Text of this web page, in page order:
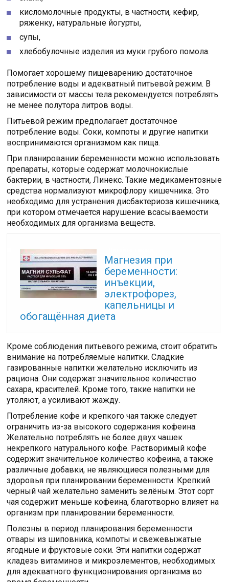
кисломолочные продукты, в частности, кефир,
ряженку, натуральные йогурты,
супы,
хлебобулочные изделия из муки грубого помола.
Помогает хорошему пищеварению достаточное
потребление воды и адекватный питьевой режим. В
зависимости от массы тела рекомендуется потреблять
не менее полутора литров воды.
Питьевой режим предполагает достаточное
потребление воды. Соки, компоты и другие напитки
воспринимаются организмом как пища.
При планировании беременности можно использовать
препараты, которые содержат молочнокислые
бактерии, в частности, Линекс. Такие медикаментозные
средства нормализуют микрофлору кишечника. Это
необходимо для устранения дисбактериоза кишечника,
при котором отмечается нарушение всасываемости
необходимых для организма веществ.
Магнезия при
беременности:
инъекции,
электрофорез,
капельницы и
обогащённая диета
Кроме соблюдения питьевого режима, стоит обратить
внимание на потребляемые напитки. Сладкие
газированные напитки желательно исключить из
рациона. Они содержат значительное количество
сахара, красителей. Кроме того, такие напитки не
утоляют, а усиливают жажду.
Потребление кофе и крепкого чая также следует
ограничить из-за высокого содержания кофеина.
Желательно потреблять не более двух чашек
некрепкого натурального кофе. Растворимый кофе
содержит значительное количество кофеина, а также
различные добавки, не являющиеся полезными для
здоровья при планировании беременности. Крепкий
чёрный чай желательно заменить зелёным. Этот сорт
чая содержит меньше кофеина, благотворно влияет на
организм при планировании беременности.
Полезны в период планирования беременности
отвары из шиповника, компоты и свежевыжатые
ягодные и фруктовые соки. Эти напитки содержат
кладезь витаминов и микроэлементов, необходимых
для адекватного функционирования организма во